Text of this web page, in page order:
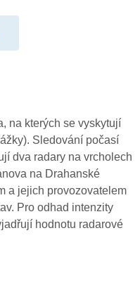
na kterých se vyskytují
Sledování počasí
dva radary na vrcholech
na Drahanské
a jejich provozovatelem
Pro odhad intenzity
hodnotu radarové